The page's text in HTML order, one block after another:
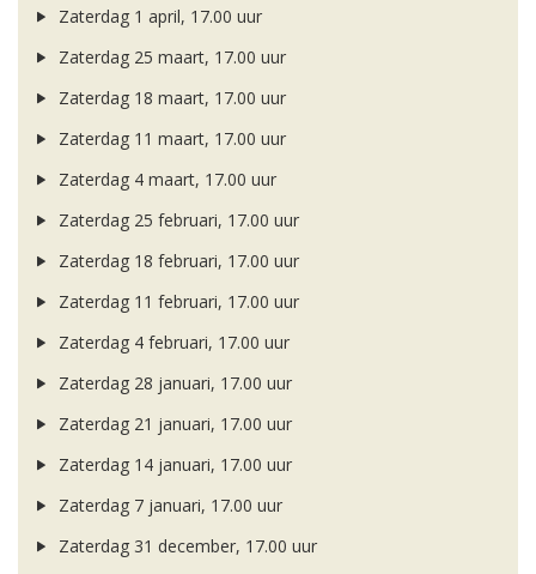
Zaterdag 1 april, 17.00 uur
Zaterdag 25 maart, 17.00 uur
Zaterdag 18 maart, 17.00 uur
Zaterdag 11 maart, 17.00 uur
Zaterdag 4 maart, 17.00 uur
Zaterdag 25 februari, 17.00 uur
Zaterdag 18 februari, 17.00 uur
Zaterdag 11 februari, 17.00 uur
Zaterdag 4 februari, 17.00 uur
Zaterdag 28 januari, 17.00 uur
Zaterdag 21 januari, 17.00 uur
Zaterdag 14 januari, 17.00 uur
Zaterdag 7 januari, 17.00 uur
Zaterdag 31 december, 17.00 uur